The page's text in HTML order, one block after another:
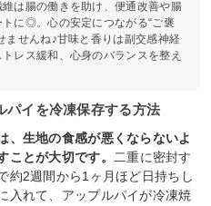
維は腸の働きを助け、便通改善や腸
トに◎。心の安定につながる“ご褒
ませんね♪甘味と香りは副交感神経
レス緩和、心身のバランスを整え
パイを冷凍保存する方法
、生地の食感が悪くならないよ
ことが大切です。
二重に密封す
約2週間から1ヶ月ほど日持ちし
入れて、アップルパイが冷凍焼